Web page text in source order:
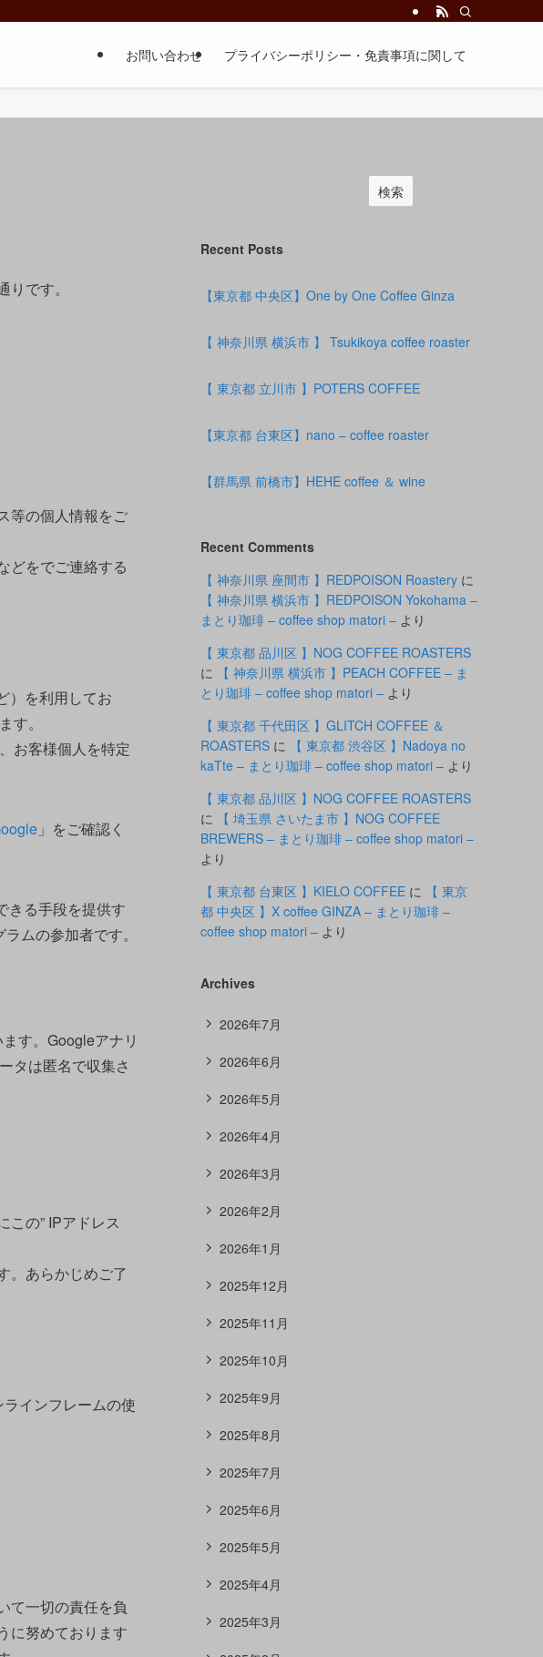
お問い合わせ プライバシーポリシー・免責事項に関して
です。
等の個人情報をご
どをでご連絡する
）を利用してお
す。
お客様個人を特定
」をご確認く
きる手段を提供す
ムの参加者です。
す。Googleアナリ
タは匿名で収集さ
の” IPアドレス
。あらかじめご了
インフレームの使
て一切の責任を負
に努めております
検索
Recent Posts
【東京都 中央区】One by One Coffee Ginza
【 神奈川県 横浜市 】 Tsukikoya coffee roaster
【 東京都 立川市 】POTERS COFFEE
【東京都 台東区】nano – coffee roaster
【群馬県 前橋市】HEHE coffee ＆ wine
Recent Comments
【 神奈川県 座間市 】REDPOISON Roastery に
【 神奈川県 横浜市 】REDPOISON Yokohama –
まとり珈琲 – coffee shop matori – より
【 東京都 品川区 】NOG COFFEE ROASTERS
に
【 神奈川県 横浜市 】PEACH COFFEE – ま
とり珈琲 – coffee shop matori – より
【 東京都 千代田区 】GLITCH COFFEE ＆
ROASTERS に
【 東京都 渋谷区 】Nadoya no
kaTte – まとり珈琲 – coffee shop matori – より
【 東京都 品川区 】NOG COFFEE ROASTERS
に
【 埼玉県 さいたま市 】NOG COFFEE
BREWERS – まとり珈琲 – coffee shop matori –
より
【 東京都 台東区 】KIELO COFFEE に
【 東京
都 中央区 】X coffee GINZA – まとり珈琲 –
coffee shop matori – より
Archives
2026年7月
2026年6月
2026年5月
2026年4月
2026年3月
2026年2月
2026年1月
2025年12月
2025年11月
2025年10月
2025年9月
2025年8月
2025年7月
2025年6月
2025年5月
2025年4月
2025年3月